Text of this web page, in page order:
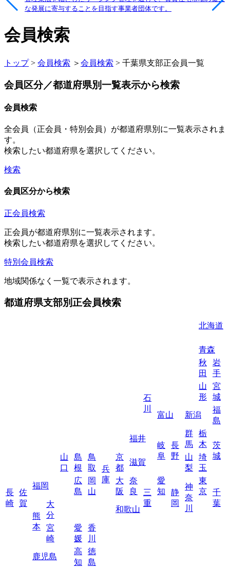
な発展に寄与することを目指す事業者団体です。
会員検索
トップ> 会員検索 ＞ 会員検索 > 千葉県支部正会員一覧
会員区分／都道府県別一覧表示から検索
会員検索
全会員（正会員・特別会員）が都道府県別に一覧表示されま
す。
検索したい都道府県を選択してください。
検索
会員区分から検索
正会員検索
正会員が都道府県別に一覧表示されます。
検索したい都道府県を選択してください。
特別会員検索
地域関係なく一覧で表示されます。
都道府県支部別正会員検索
北海道
青森
秋
田
岩
手
石
川
山
形
宮
城
富山 新潟
福
島
福井
岐
阜
長
野
群
馬
栃
木
茨
城
山
口
島
根
鳥
取
兵
庫
京
都
滋賀
山
梨
埼
玉
長
崎
佐
賀
福岡
広
島
岡
山
大
阪
奈
良
三
重
愛
知
静
岡
神
奈
川
東
京
千
葉
熊
本
大
分
和歌山
宮
崎
愛
媛
香
川
鹿児島
高
知
徳
島